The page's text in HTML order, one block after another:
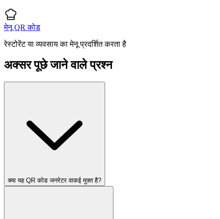
मेनू QR कोड
रेस्टोरेंट या व्यवसाय का मेनू प्रदर्शित करता है
अक्सर पूछे जाने वाले प्रश्न
क्या यह QR कोड जनरेटर वाकई मुफ़्त है?